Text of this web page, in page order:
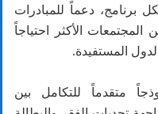
دعماً للمبادرات
المجتمعات الأكثر احتياجاً
المستفيدة.
متقدماً للتكامل بين